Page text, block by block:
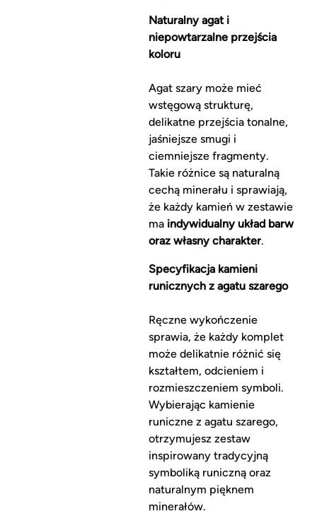
Naturalny agat i
niepowtarzalne przejścia
koloru
Agat szary może mieć
wstęgową strukturę,
delikatne przejścia tonalne,
jaśniejsze smugi i
ciemniejsze fragmenty.
Takie różnice są naturalną
cechą minerału i sprawiają,
że każdy kamień w zestawie
ma indywidualny układ barw
oraz własny charakter.
Specyfikacja kamieni
runicznych z agatu szarego
Ręczne wykończenie
sprawia, że każdy komplet
może delikatnie różnić się
kształtem, odcieniem i
rozmieszczeniem symboli.
Wybierając kamienie
runiczne z agatu szarego,
otrzymujesz zestaw
inspirowany tradycyjną
symboliką runiczną oraz
naturalnym pięknem
minerałów.